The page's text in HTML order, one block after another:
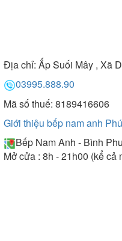
Địa chỉ: Ấp Suối Mây , Xã
03995.888.90
Mã số thuế: 8189416606
Giới thiệu bếp nam anh
Bếp Nam Anh - Bình
Mở cửa : 8h - 21h00 (kể cả